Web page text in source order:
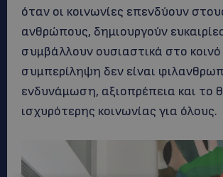
όταν οι κοινωνίες επενδύουν
ανθρώπους, δημιουργούν
συμβάλλουν ουσιαστικά στο κοινό
συμπερίληψη δεν είναι
ενδυνάμωση, αξιοπρέπεια και το
ισχυρότερης κοινωνίας για όλους.